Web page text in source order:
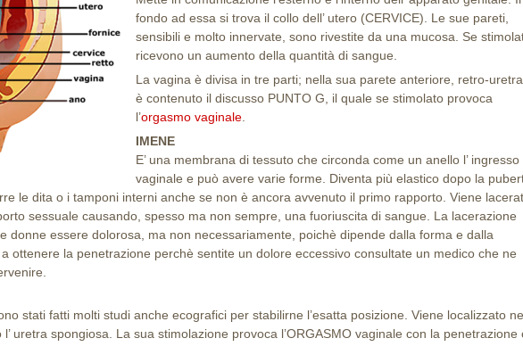
fondo ad essa si trova il collo dell’ utero (CERVICE). Le sue pareti,
sensibili e molto innervate, sono rivestite da una mucosa. Se
ricevono un aumento della quantità di sangue.
La vagina è divisa in tre parti; nella sua parete anteriore, retro-
è contenuto il discusso PUNTO G, il quale se stimolato provoca
l’orgasmo vaginale
IMENE
E’ una membrana di tessuto che circonda come un anello l’ ingresso
vaginale e può avere varie forme. Diventa più elastico dopo la
le dita o i tamponi interni anche se non è ancora avvenuto il primo rapporto. Viene
sessuale causando, spesso ma non sempre, una fuoriuscita di sangue. La lacerazione
donne essere dolorosa, ma non necessariamente, poichè dipende dalla forma e dalla
ottenere la penetrazione perchè sentite un dolore eccessivo consultate un medico che ne
stati fatti molti studi anche ecografici per stabilirne l’esatta posizione. Viene localizzato
uretra spongiosa. La sua stimolazione provoca l’ORGASMO vaginale con la penetrazione